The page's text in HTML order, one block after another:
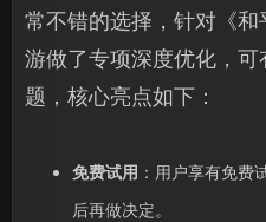
常不错的选择，针对《
游做了专项深度优化，
题，核心亮点如下：
免费试用 ：用户享有免费
后再做决定。